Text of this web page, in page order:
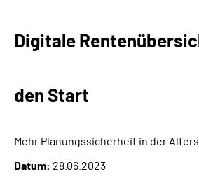
Beratung und Kontakt
Reha-Kliniken
Karriere
Digitale
den Start
Mehr Planungssicherheit in der
Datum: 28.06.2023